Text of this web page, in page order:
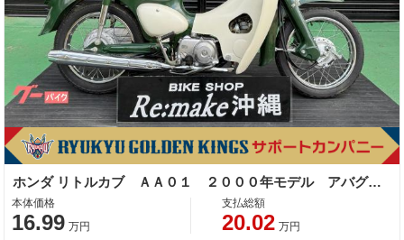
ホンダ リトルカブ ＡＡ０１ ２０００年モデル アバグリーン
本体価格
16.99 万円
支払総額
20.02 万円